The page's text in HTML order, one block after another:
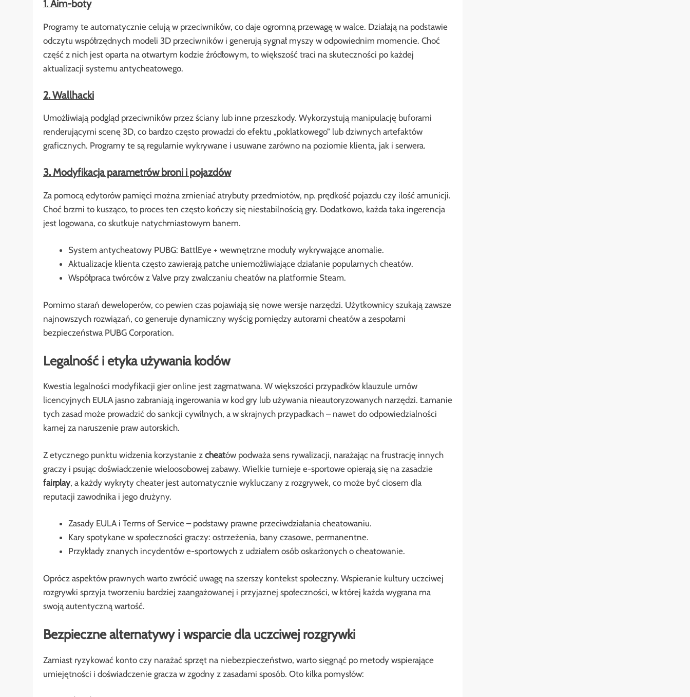
1. Aim-boty
Programy te automatycznie celują w przeciwników, co daje ogromną przewagę w walce. Działają na podstawie
odczytu współrzędnych modeli 3D przeciwników i generują sygnał myszy w odpowiednim momencie. Choć
część z nich jest oparta na otwartym kodzie źródłowym, to większość traci na skuteczności po każdej
aktualizacji systemu antycheatowego.
2. Wallhacki
Umożliwiają podgląd przeciwników przez ściany lub inne przeszkody. Wykorzystują manipulację buforami
renderującymi scenę 3D, co bardzo często prowadzi do efektu „poklatkowego” lub dziwnych artefaktów
graficznych. Programy te są regularnie wykrywane i usuwane zarówno na poziomie klienta, jak i serwera.
3. Modyfikacja parametrów broni i pojazdów
Za pomocą edytorów pamięci można zmieniać atrybuty przedmiotów, np. prędkość pojazdu czy ilość amunicji.
Choć brzmi to kusząco, to proces ten często kończy się niestabilnością gry. Dodatkowo, każda taka ingerencja
jest logowana, co skutkuje natychmiastowym banem.
System antycheatowy PUBG: BattlEye + wewnętrzne moduły wykrywające anomalie.
Aktualizacje klienta często zawierają patche uniemożliwiające działanie popularnych cheatów.
Współpraca twórców z Valve przy zwalczaniu cheatów na platformie Steam.
Pomimo starań deweloperów, co pewien czas pojawiają się nowe wersje narzędzi. Użytkownicy szukają zawsze
najnowszych rozwiązań, co generuje dynamiczny wyścig pomiędzy autorami cheatów a zespołami
bezpieczeństwa PUBG Corporation.
Legalność i etyka używania kodów
Kwestia legalności modyfikacji gier online jest zagmatwana. W większości przypadków klauzule umów
licencyjnych EULA jasno zabraniają ingerowania w kod gry lub używania nieautoryzowanych narzędzi. Łamanie
tych zasad może prowadzić do sankcji cywilnych, a w skrajnych przypadkach – nawet do odpowiedzialności
karnej za naruszenie praw autorskich.
Z etycznego punktu widzenia korzystanie z cheatów podważa sens rywalizacji, narażając na frustrację innych
graczy i psując doświadczenie wieloosobowej zabawy. Wielkie turnieje e-sportowe opierają się na zasadzie
fairplay, a każdy wykryty cheater jest automatycznie wykluczany z rozgrywek, co może być ciosem dla
reputacji zawodnika i jego drużyny.
Zasady EULA i Terms of Service – podstawy prawne przeciwdziałania cheatowaniu.
Kary spotykane w społeczności graczy: ostrzeżenia, bany czasowe, permanentne.
Przykłady znanych incydentów e-sportowych z udziałem osób oskarżonych o cheatowanie.
Oprócz aspektów prawnych warto zwrócić uwagę na szerszy kontekst społeczny. Wspieranie kultury uczciwej
rozgrywki sprzyja tworzeniu bardziej zaangażowanej i przyjaznej społeczności, w której każda wygrana ma
swoją autentyczną wartość.
Bezpieczne alternatywy i wsparcie dla uczciwej rozgrywki
Zamiast ryzykować konto czy narażać sprzęt na niebezpieczeństwo, warto sięgnąć po metody wspierające
umiejętności i doświadczenie gracza w zgodny z zasadami sposób. Oto kilka pomysłów: